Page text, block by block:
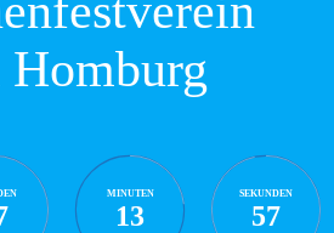
Homburg
MINUTEN
13
SEKUNDEN
57